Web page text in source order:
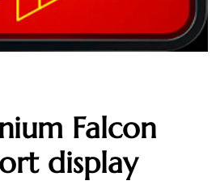
Falcon
display